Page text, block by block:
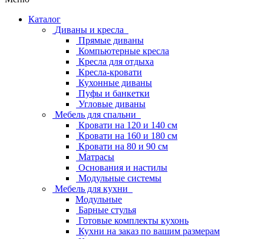
Каталог
Диваны и кресла
Прямые диваны
Компьютерные кресла
Кресла для отдыха
Кресла-кровати
Кухонные диваны
Пуфы и банкетки
Угловые диваны
Мебель для спальни
Кровати на 120 и 140 см
Кровати на 160 и 180 см
Кровати на 80 и 90 см
Матрасы
Основания и настилы
Модульные системы
Мебель для кухни
Модульные
Барные стулья
Готовые комплекты кухонь
Кухни на заказ по вашим размерам